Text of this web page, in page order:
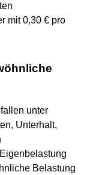
mit 0,30 € pro
unter
Unterhalt,
Belastung